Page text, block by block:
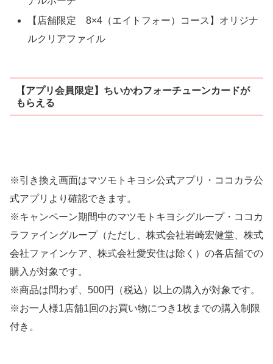
【店舗限定 8×4（エイトフォー）コース】オリジナ
ルクリアファイル
【アプリ会員限定】ちいかわフォーチューンカードが
もらえる
※引き換え画面はマツモトキヨシ公式アプリ・ココカラ公
式アプリより確認できます。
※キャンペーン期間中のマツモトキヨシグループ・ココカ
ラファイングループ（ただし、株式会社岩崎宏健堂、株式
会社ファインケア、株式会社愛安住は除く）の各店舗での
購入が対象です。
※商品は問わず、500円（税込）以上の購入が対象です。
※お一人様1店舗1回のお買い物につき1枚までの購入制限
付き。